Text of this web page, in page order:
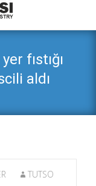
fıstığı
aldı
TUTSO